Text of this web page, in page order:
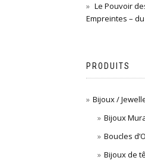
Le Pouvoir
Empreintes –
PRODUITS
Bijoux /
Bijoux
Boucles
Bijoux de